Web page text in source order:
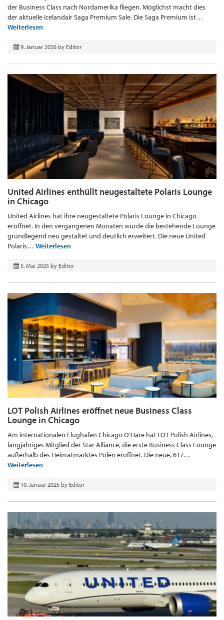
der Business Class nach Nordamerika fliegen. Möglichst macht dies
der aktuelle Icelandair Saga Premium Sale. Die Saga Premium ist…
Weiterlesen
9. Januar 2026 by Editor
United Airlines enthüllt neugestaltete Polaris Lounge
in Chicago
United Airlines hat ihre neugestaltete Polaris Lounge in Chicago
eröffnet. In den vergangenen Monaten wurde die bestehende Lounge
grundlegend neu gestaltet und deutlich erweitert. Die neue United
Polaris… Weiterlesen
5. Mai 2025 by Editor
LOT Polish Airlines eröffnet neue Business Class
Lounge in Chicago
Am internationalen Flughafen Chicago O’Hare hat LOT Polish Airlines,
langjähriges Mitglied der Star Alliance, die erste Business Class Lounge
außerhalb des Heimatmarktes Polen eröffnet. Die neue, 617…
Weiterlesen
10. Januar 2025 by Editor